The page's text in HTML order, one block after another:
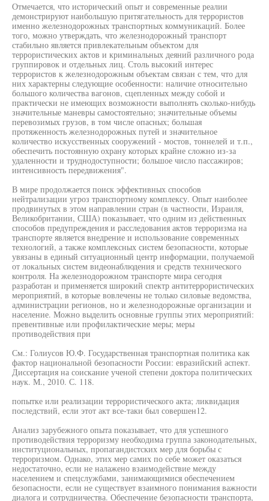
Отмечается, что исторический опыт и современные реалии
демонстрируют наибольшую притягательность для террористов
именно железнодорожных транспортных коммуникаций. Более
того, можно утверждать, что железнодорожный транспорт
стабильно является привлекательным объектом для
террористических актов и криминальных деяний различного рода
группировок и отдельных лиц. Столь высокий интерес
террористов к железнодорожным объектам связан с тем, что для
них характерны следующие особенности: наличие относительно
большого количества вагонов, сцепленных между собой и
практически не имеющих возможности выполнять сколько-нибудь
значительные маневры самостоятельно; значительные объемы
перевозимых грузов, в том числе опасных; большая
протяженность железнодорожных путей и значительное
количество искусственных сооружений - мостов, тоннелей и т.п.,
обеспечить постоянную охрану которых крайне сложно из-за
удаленности и труднодоступности; большое число пассажиров;
интенсивность передвижения".
В мире продолжается поиск эффективных способов
нейтрализации угроз транспортному комплексу. Опыт наиболее
продвинутых в этом направлении стран (в частности, Израиля,
Великобритании, США) показывает, что одним из действенных
способов предупреждения и расследования актов терроризма на
транспорте является внедрение и использование современных
технологий, а также комплексных систем безопасности, которые
увязаны в единый ситуационный центр информации, получаемой
от локальных систем видеонаблюдения и средств технического
контроля. На железнодорожном транспорте мира сегодня
разработан и применяется широкий спектр антитеррористических
мероприятий, в которые вовлечены не только силовые ведомства,
администрации регионов, но и железнодорожные организации и
население. Можно выделить основные группы этих мероприятий:
превентивные или профилактические меры; меры
противодействия при
См.: Голиусов Ю.Ф. Государственная транспортная политика как
фактор национальной безопасности России: евразийский аспект.
Диссертация на соискание ученой степени доктора политических
наук. М., 2010. С. 118.
попытке или реализации террористического акта; ликвидация
последствий, если этот акт все-таки был совершен12.
Анализ зарубежного опыта показывает, что для успешного
противодействия терроризму необходима группа законодательных,
институциональных, пропагандистских мер для борьбы с
терроризмом. Однако, этих мер самих по себе может оказаться
недостаточно, если не налажено взаимодействие между
населением и спецслужбами, занимающимися обеспечением
безопасности, если не существует взаимного понимания важности
диалога и сотрудничества. Обеспечение безопасности транспорта,